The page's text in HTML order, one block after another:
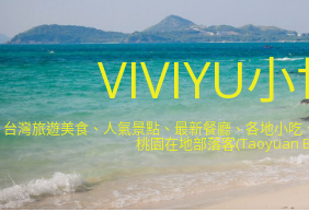
VIVIYU
台灣旅遊美食、人氣景點、最新餐廳、各地小
桃園在地部落客(Taoyuan